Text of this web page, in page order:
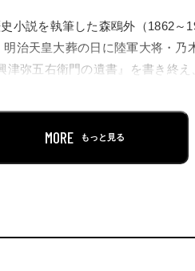
小説を執筆した森鴎外（1862
治天皇大葬の日に陸軍大将・乃
津弥五右衛門の遺書』を書き終
私たちが読むことで何が見えて
MORE もっと見る